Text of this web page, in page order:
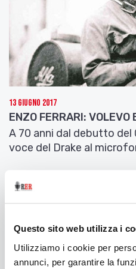
Questo sito web utilizza i
Utilizziamo i cookie per
annunci, per garantire la
dalle Edizioni Segni
13 Giugno 2017
ENZO FERRARI: VOLEVO
A 70 anni dal debutto del
voce del Drake al